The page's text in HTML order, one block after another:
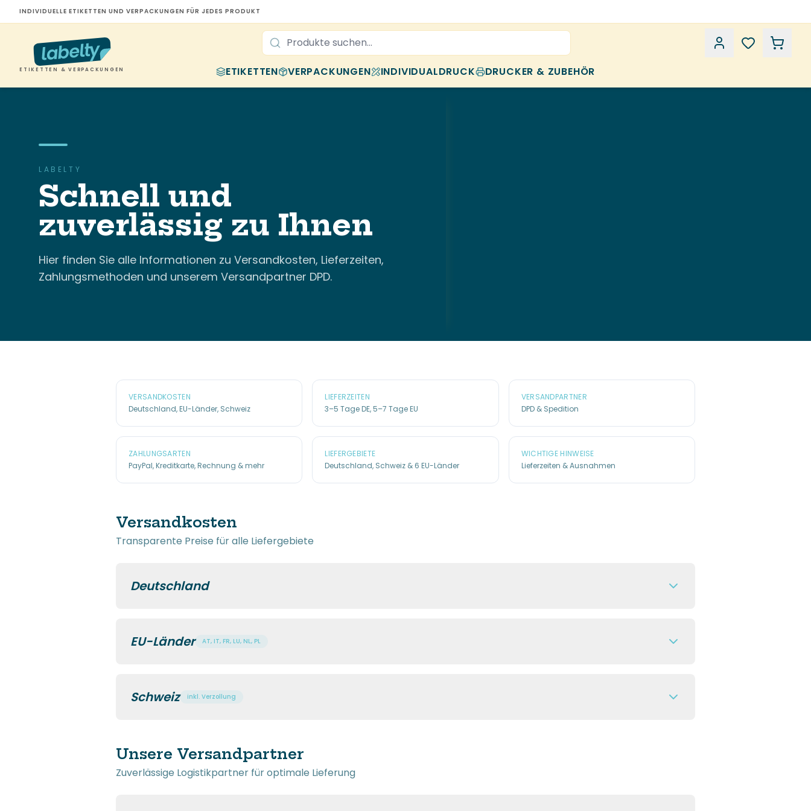
INDIVIDUELLE ETIKETTEN UND VERPACKUNGEN FÜR JEDES PRODUKT
ETIKETTEN & VERPACKUNGEN ETIKETTEN VERPACKUNGEN INDIVIDUALDRUCK DRUCKER & ZUBEHÖR
LABELTY
Schnell und
zuverlässig zu Ihnen
Hier finden Sie alle Informationen zu Versandkosten, Lieferzeiten,
Zahlungsmethoden und unserem Versandpartner DPD.
VERSANDKOSTEN
Deutschland, EU-Länder, Schweiz
LIEFERZEITEN
3–5 Tage DE, 5–7 Tage EU
VERSANDPARTNER
DPD & Spedition
ZAHLUNGSARTEN
PayPal, Kreditkarte, Rechnung & mehr
LIEFERGEBIETE
Deutschland, Schweiz & 6 EU-Länder
WICHTIGE HINWEISE
Lieferzeiten & Ausnahmen
Versandkosten
Transparente Preise für alle Liefergebiete
Deutschland
EU-Länder AT, IT, FR, LU, NL, PL
Schweiz inkl. Verzollung
Unsere Versandpartner
Zuverlässige Logistikpartner für optimale Lieferung